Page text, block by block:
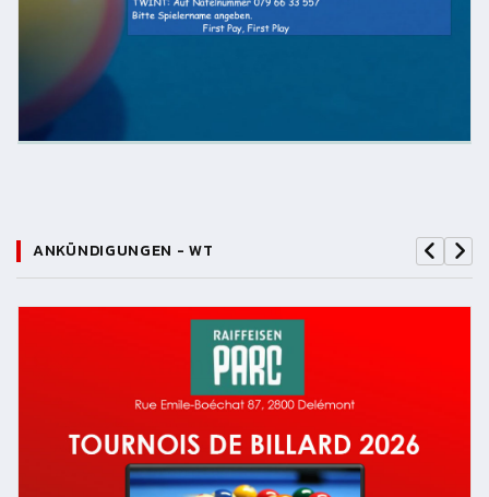
ANKÜNDIGUNGEN - WT